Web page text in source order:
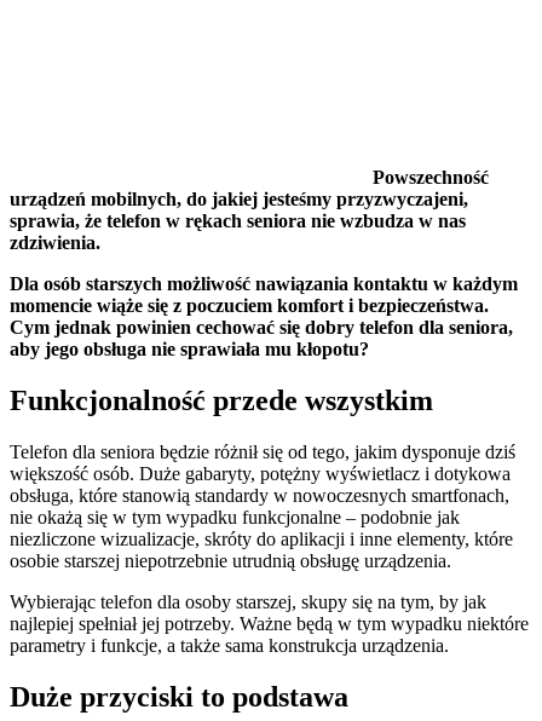
Powszechność
urządzeń mobilnych, do jakiej jesteśmy przyzwyczajeni,
sprawia, że telefon w rękach seniora nie wzbudza w nas
zdziwienia.
Dla osób starszych możliwość nawiązania kontaktu w każdym
momencie wiąże się z poczuciem komfort i bezpieczeństwa.
Cym jednak powinien cechować się dobry telefon dla seniora,
aby jego obsługa nie sprawiała mu kłopotu?
Funkcjonalność przede wszystkim
Telefon dla seniora będzie różnił się od tego, jakim dysponuje dziś
większość osób. Duże gabaryty, potężny wyświetlacz i dotykowa
obsługa, które stanowią standardy w nowoczesnych smartfonach,
nie okażą się w tym wypadku funkcjonalne – podobnie jak
niezliczone wizualizacje, skróty do aplikacji i inne elementy, które
osobie starszej niepotrzebnie utrudnią obsługę urządzenia.
Wybierając telefon dla osoby starszej, skupy się na tym, by jak
najlepiej spełniał jej potrzeby. Ważne będą w tym wypadku niektóre
parametry i funkcje, a także sama konstrukcja urządzenia.
Duże przyciski to podstawa